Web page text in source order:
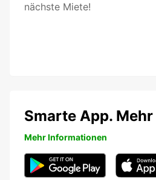
nächste Miete!
Smarte App.
Mehr Informationen